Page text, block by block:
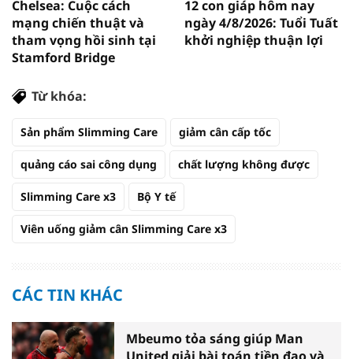
Chelsea: Cuộc cách
mạng chiến thuật và
tham vọng hồi sinh tại
Stamford Bridge
12 con giáp hôm nay
ngày 4/8/2026: Tuổi Tuất
khởi nghiệp thuận lợi
Từ khóa:
Sản phẩm Slimming Care giảm cân cấp tốc
quảng cáo sai công dụng chất lượng không được
Slimming Care x3 Bộ Y tế
Viên uống giảm cân Slimming Care x3
CÁC TIN KHÁC
Mbeumo tỏa sáng giúp Man